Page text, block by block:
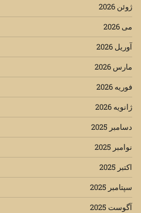
ژوئن 2026
می 2026
آوریل 2026
مارس 2026
فوریه 2026
ژانویه 2026
دسامبر 2025
نوامبر 2025
اکتبر 2025
سپتامبر 2025
آگوست 2025